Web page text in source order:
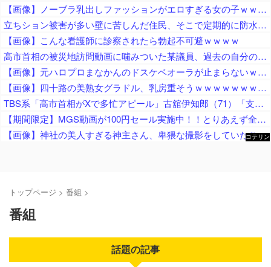
【画像】ノーブラ乳出しファッションがエロすぎる女の子ｗｗｗｗ
立ちション被害が多い壁に苦しんだ住民、そこで定期的に防水スプレーを吹きかけておいた結果……
【画像】こんな看護師に診察されたら勃起不可避ｗｗｗｗ
高市首相の被災地訪問動画に噛みついた某議員、過去の自分のやらかしを速攻で掘り起こされてしまい……
【画像】元ハロプロまなかんのドスケベオーラが止まらないｗｗｗｗ
【画像】四十路の美熟女グラドル、乳房重そうｗｗｗｗｗｗｗｗｗｗｗｗ
TBS系「高市首相がXで多忙アピール」古舘伊知郎（71）「支持率下がってますんで、国民の同情を誘ってるな、と思います」「いいねの数だけ涙をぬぐえる、そういう思いで書いてらっしゃるのかも」
【期間限定】MGS動画が100円セール実施中！！とりあえず全部買うやろｗｗｗｗｗ
【画像】神社の美人すぎる神主さん、卑猥な撮影をしていたことが判明ｗｗｗｗｗｗｗｗ
コテリン
トップページ > 番組 >
番組
話題の記事